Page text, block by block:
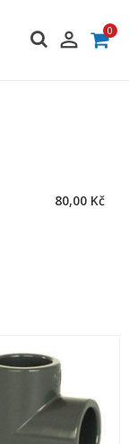
 0
80,00 Kč